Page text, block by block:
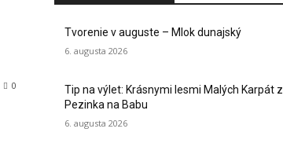
0
Tvorenie v auguste – Mlok dunajský
6. augusta 2026
Tip na výlet: Krásnymi lesmi Malých Karpát z
Pezinka na Babu
6. augusta 2026